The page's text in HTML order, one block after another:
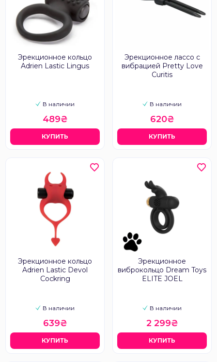
Эрекционное кольцо
Adrien Lastic Lingus
В наличии
489₴
КУПИТЬ
Эрекционное лассо с
вибрацией Pretty Love
Curitis
В наличии
620₴
КУПИТЬ
Эрекционное кольцо
Adrien Lastic Devol
Cockring
В наличии
639₴
КУПИТЬ
Эрекционное
виброкольцо Dream Toys
ELITE JOEL
В наличии
2 299₴
КУПИТЬ